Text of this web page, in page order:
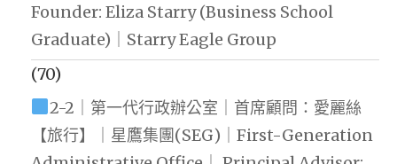
Founder: Eliza Starry (Business School
Graduate)｜Starry Eagle Group
(70)
2-2｜第一代行政辦公室｜首席顧問：愛麗絲
【旅行】｜星鷹集團(SEG)｜First-Generation